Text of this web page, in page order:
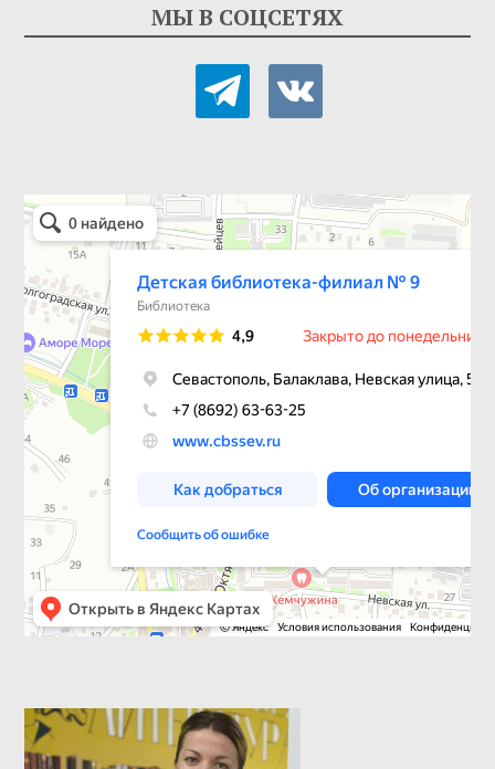
МЫ В СОЦСЕТЯХ
telegram vkontakte
Детская библиотека-филиал № 9
Библиотека в Севастополе